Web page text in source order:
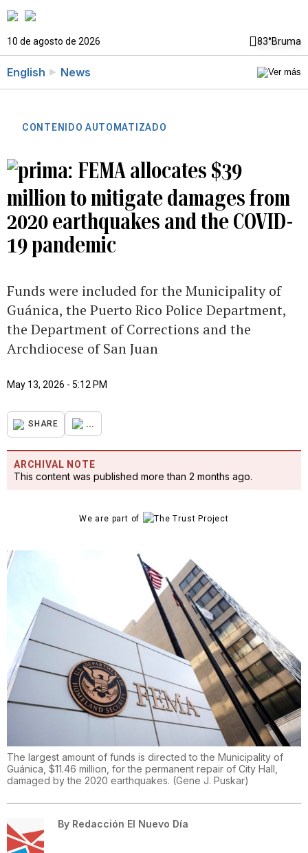
10 de agosto de 2026 83°Bruma
English News
CONTENIDO AUTOMATIZADO
FEMA allocates $39
million to mitigate damages from
2020 earthquakes and the COVID-
19 pandemic
Funds were included for the Municipality of
Guánica, the Puerto Rico Police Department,
the Department of Corrections and the
Archdiocese of San Juan
May 13, 2026 - 5:12 PM
SHARE ...
ARCHIVAL NOTE
This content was published more than 2 months ago.
We are part of
The largest amount of funds is directed to the Municipality of
Guánica, $11.46 million, for the permanent repair of City Hall,
damaged by the 2020 earthquakes. (Gene J. Puskar)
By Redacción El Nuevo Día